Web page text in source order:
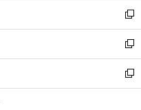
ド
ウ
で
開
く
ィ
ン
ド
ウ
で
開
い
ウ
ィ
ン
ド
ウ
新
し
い
ウ
ィ
ン
新
し
い
ウ
新
し